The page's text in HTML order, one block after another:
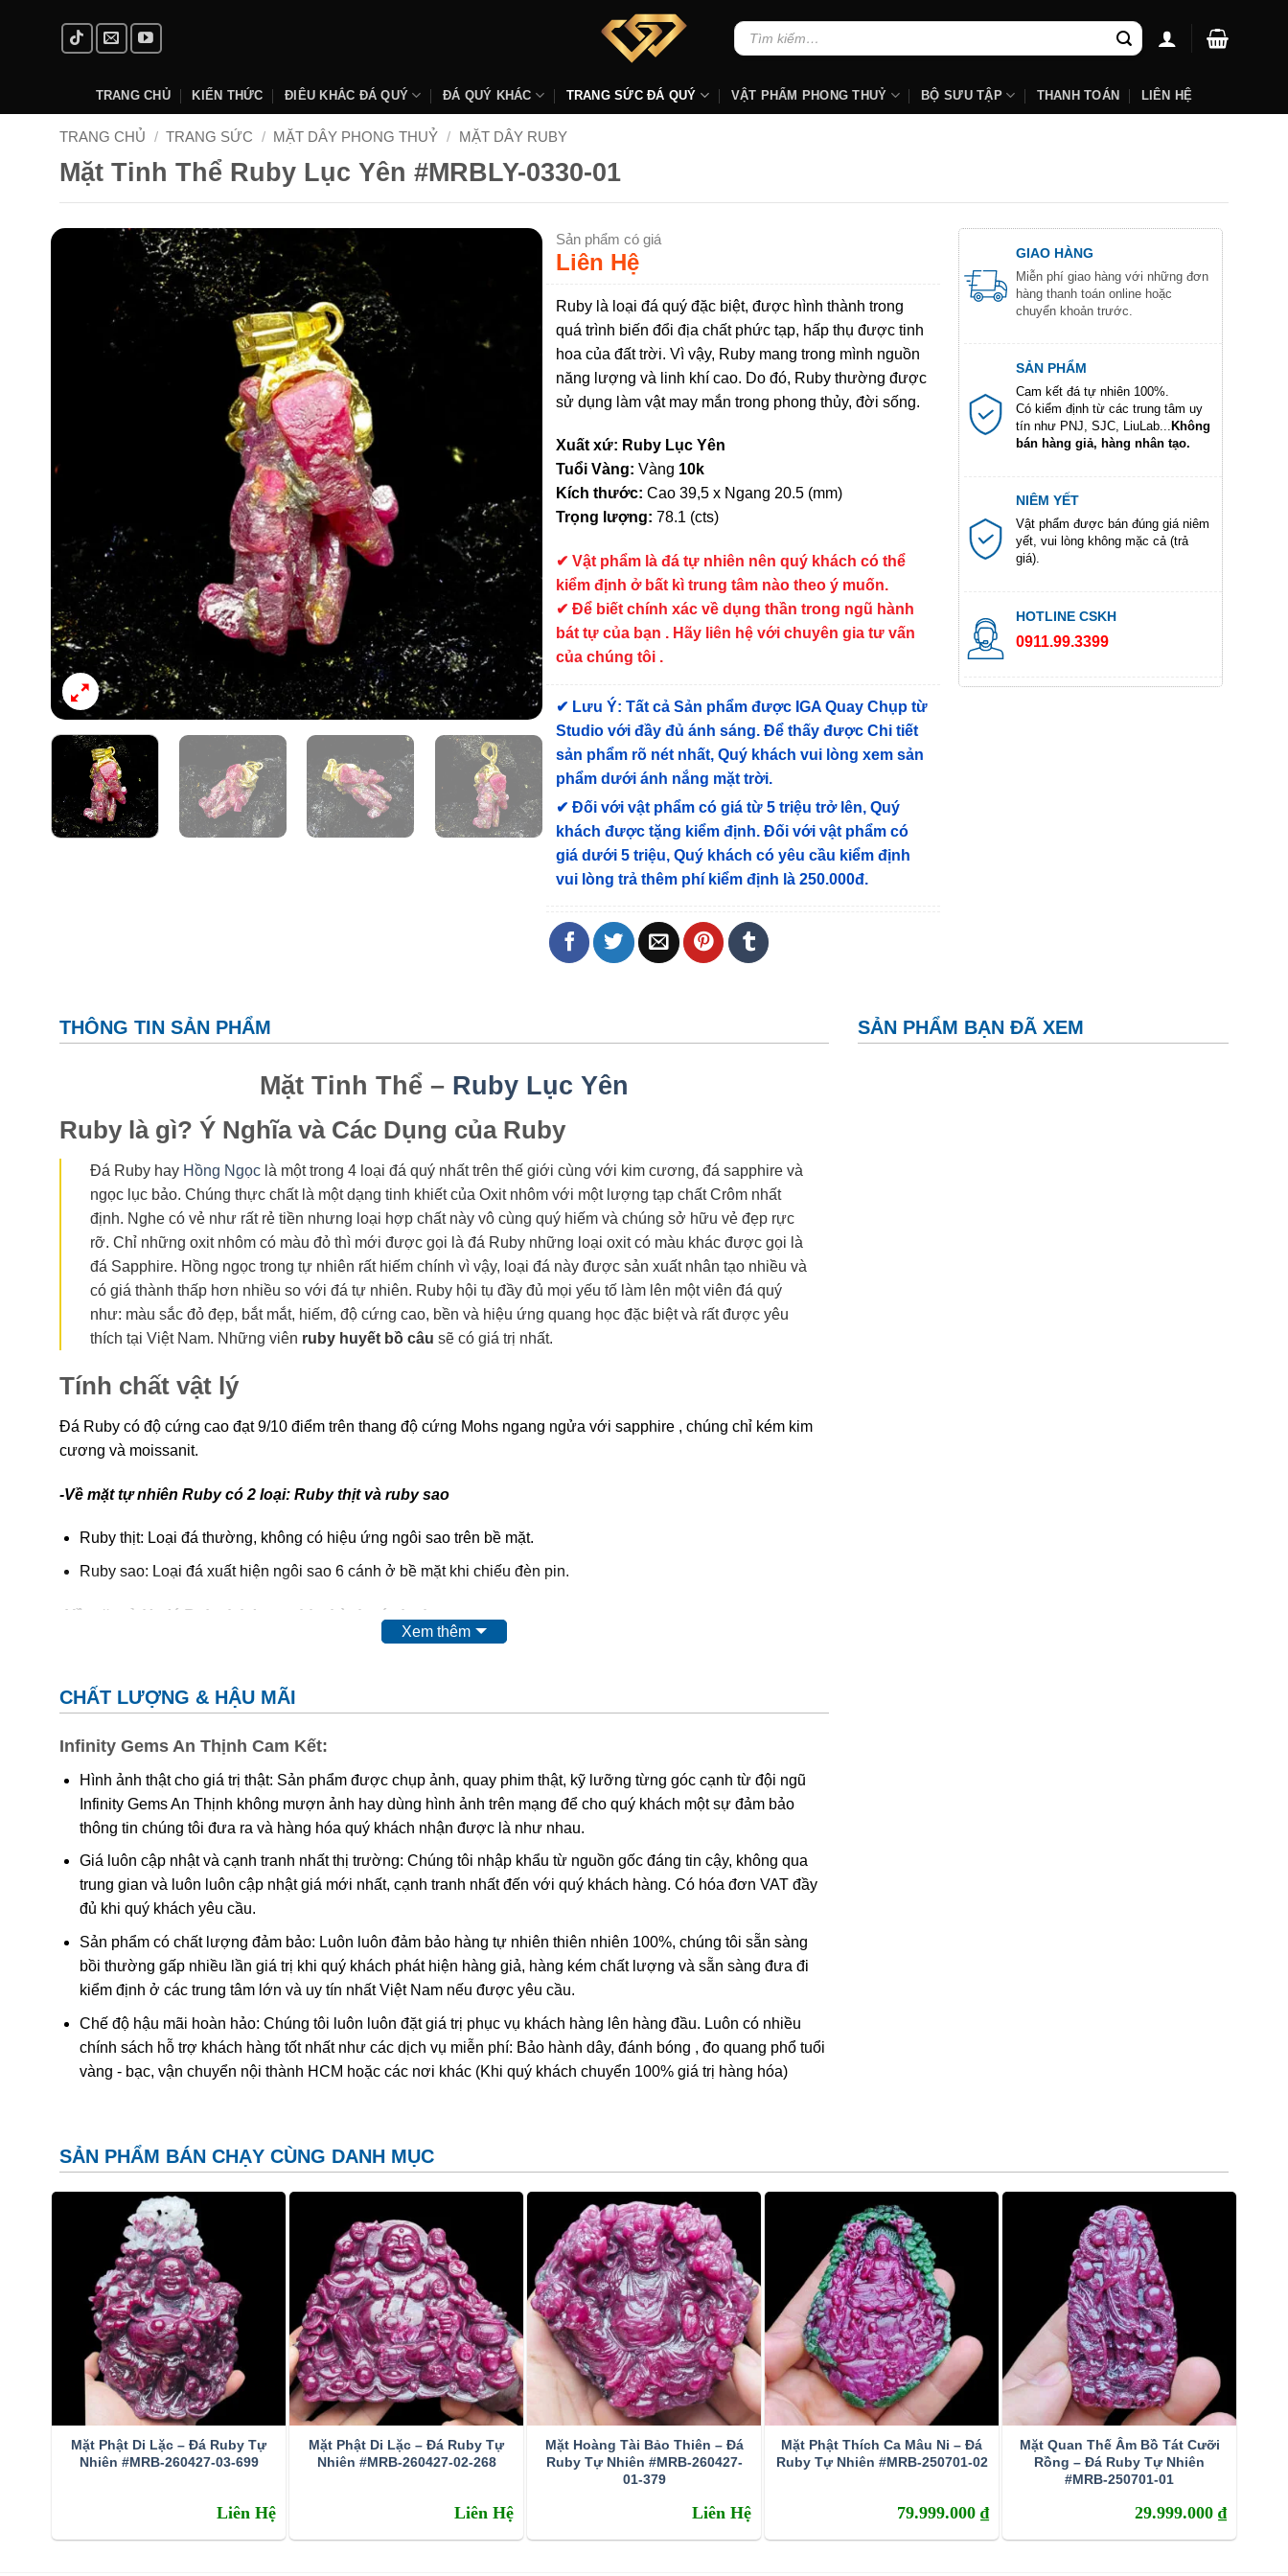
Tìm
kiếm:
TRANG CHỦ KIẾN THỨC ĐIÊU KHẮC ĐÁ QUÝ ĐÁ QUÝ KHÁC TRANG SỨC ĐÁ QUÝ VẬT PHẨM PHONG THUỶ BỘ SƯU TẬP THANH TOÁN LIÊN HỆ
TRANG CHỦ / TRANG SỨC / MẶT DÂY PHONG THUỶ / MẶT DÂY RUBY
Mặt Tinh Thể Ruby Lục Yên #MRBLY-0330-01
Sản phẩm có giá
Liên Hệ
Ruby là loại đá quý đặc biệt, được hình thành trong
quá trình biến đổi địa chất phức tạp, hấp thụ được tinh
hoa của đất trời. Vì vậy, Ruby mang trong mình nguồn
năng lượng và linh khí cao. Do đó, Ruby thường được
sử dụng làm vật may mắn trong phong thủy, đời sống.
Xuất xứ: Ruby Lục Yên
Tuổi Vàng: Vàng 10k
Kích thước: Cao 39,5 x Ngang 20.5 (mm)
Trọng lượng: 78.1 (cts)
✔ Vật phẩm là đá tự nhiên nên quý khách có thể
kiểm định ở bất kì trung tâm nào theo ý muốn.
✔ Để biết chính xác về dụng thần trong ngũ hành
bát tự của bạn . Hãy liên hệ với chuyên gia tư vấn
của chúng tôi .
✔ Lưu Ý: Tất cả Sản phẩm được IGA Quay Chụp từ
Studio với đầy đủ ánh sáng. Để thấy được Chi tiết
sản phẩm rõ nét nhất, Quý khách vui lòng xem sản
phẩm dưới ánh nắng mặt trời.
✔Đối với vật phẩm có giá từ 5 triệu trở lên, Quý
khách được tặng kiểm định. Đối với vật phẩm có
giá dưới 5 triệu, Quý khách có yêu cầu kiểm định
vui lòng trả thêm phí kiểm định là 250.000đ.
GIAO HÀNG
Miễn phí giao hàng với những đơn
hàng thanh toán online hoặc
chuyển khoản trước.
SẢN PHẨM
Cam kết đá tự nhiên 100%.
Có kiểm định từ các trung tâm uy
tín như PNJ, SJC, LiuLab...
Không
bán hàng giả, hàng nhân tạo.
NIÊM YẾT
Vật phẩm được bán đúng giá niêm
yết, vui lòng không mặc cả (trả
giá).
HOTLINE CSKH
0911.99.3399
THÔNG TIN SẢN PHẨM
Mặt Tinh Thể – Ruby Lục Yên
Ruby là gì? Ý Nghĩa và Các Dụng của Ruby
Đá Ruby hay Hồng Ngọc là một trong 4 loại đá quý nhất trên thế giới cùng với kim cương, đá sapphire và
ngọc lục bảo. Chúng thực chất là một dạng tinh khiết của Oxit nhôm với một lượng tạp chất Crôm nhất
định. Nghe có vẻ như rất rẻ tiền nhưng loại hợp chất này vô cùng quý hiếm và chúng sở hữu vẻ đẹp rực
rỡ. Chỉ những oxit nhôm có màu đỏ thì mới được gọi là đá Ruby những loại oxit có màu khác được gọi là
đá Sapphire. Hồng ngọc trong tự nhiên rất hiếm chính vì vậy, loại đá này được sản xuất nhân tạo nhiều và
có giá thành thấp hơn nhiều so với đá tự nhiên. Ruby hội tụ đầy đủ mọi yếu tố làm lên một viên đá quý
như: màu sắc đỏ đẹp, bắt mắt, hiếm, độ cứng cao, bền và hiệu ứng quang học đặc biệt và rất được yêu
thích tại Việt Nam. Những viên ruby huyết bồ câu sẽ có giá trị nhất.
Tính chất vật lý
Đá Ruby có độ cứng cao đạt 9/10 điểm trên thang độ cứng Mohs ngang ngửa với sapphire , chúng chỉ kém kim
cương và moissanit.
-Về mặt tự nhiên Ruby có 2 loại: Ruby thịt và ruby sao
Ruby thịt: Loại đá thường, không có hiệu ứng ngôi sao trên bề mặt.
Ruby sao: Loại đá xuất hiện ngôi sao 6 cánh ở bề mặt khi chiếu đèn pin.
-Về mặt xử lý, đá Ruby lại được chia thành các loại sau:
Ruby được xử lý nhiệt (Ruby nung):
bóng.
Đá ruby phủ thủy tinh:Đá ruby sau khi khai thác đem về nung chung với thủy tinh và kim loại tạo màu để thủy
tinh len vào các khe nứt giúp tăng độ bóng và màu sắc của đá.
Ruby nhuộm:đá ruby được khai thác tự nhiên không đạt chất lượng được xử lý màu sắc bằng phương pháp
nhuộm.
Ruby nhân tạo:Ruby được tạo ra từ phòng thí nghiệm, mô phỏng quá trình hình thành trong tự nhiên.
Ruby giả: là loại được chế tác từ nhựa, thủy tinh và các loại đá tổng hợp không có giá trị.
Trang Sức Ruby
Ý nghĩa và Công dụng
Để biết tại sao chúng ta nên bỏ nhiều tiền bạc để mua một viên đá Ruby thì trước tiên ta phải hiểu được giá trị
của đá, ý nghĩa của đá. Tôi sẽ cố gắng nói tóm tắt nhất có thể, để các bạn có thể đọc và hiểu được.
Xem thêm
CHẤT LƯỢNG & HẬU MÃI
Infinity Gems An Thịnh Cam Kết:
Hình ảnh thật cho giá trị thật: Sản phẩm được chụp ảnh, quay phim thật, kỹ lưỡng từng góc cạnh từ đội ngũ
Infinity Gems An Thịnh không mượn ảnh hay dùng hình ảnh trên mạng để cho quý khách một sự đảm bảo
thông tin chúng tôi đưa ra và hàng hóa quý khách nhận được là như nhau.
Giá luôn cập nhật và cạnh tranh nhất thị trường: Chúng tôi nhập khẩu từ nguồn gốc đáng tin cậy, không qua
trung gian và luôn luôn cập nhật giá mới nhất, cạnh tranh nhất đến với quý khách hàng. Có hóa đơn VAT đầy
đủ khi quý khách yêu cầu.
Sản phẩm có chất lượng đảm bảo: Luôn luôn đảm bảo hàng tự nhiên thiên nhiên 100%, chúng tôi sẵn sàng
bồi thường gấp nhiều lần giá trị khi quý khách phát hiện hàng giả, hàng kém chất lượng và sẵn sàng đưa đi
kiểm định ở các trung tâm lớn và uy tín nhất Việt Nam nếu được yêu cầu.
Chế độ hậu mãi hoàn hảo: Chúng tôi luôn luôn đặt giá trị phục vụ khách hàng lên hàng đầu. Luôn có nhiều
chính sách hỗ trợ khách hàng tốt nhất như các dịch vụ miễn phí: Bảo hành dây, đánh bóng , đo quang phổ tuổi
vàng - bạc, vận chuyển nội thành HCM hoặc các nơi khác (Khi quý khách chuyển 100% giá trị hàng hóa)
SẢN PHẨM BẠN ĐÃ XEM
SẢN PHẨM BÁN CHẠY CÙNG DANH MỤC
Mặt Phật Di Lặc – Đá Ruby Tự
Nhiên #MRB-260427-03-699
Liên Hệ
Mặt Phật Di Lặc – Đá Ruby Tự
Nhiên #MRB-260427-02-268
Liên Hệ
Mặt Hoàng Tài Bảo Thiên – Đá
Ruby Tự Nhiên #MRB-260427-
01-379
Liên Hệ
Mặt Phật Thích Ca Mâu Ni – Đá
Ruby Tự Nhiên #MRB-250701-02
79.999.000 ₫
Mặt Quan Thế Âm Bồ Tát Cưỡi
Rồng – Đá Ruby Tự Nhiên
#MRB-250701-01
29.999.000 ₫